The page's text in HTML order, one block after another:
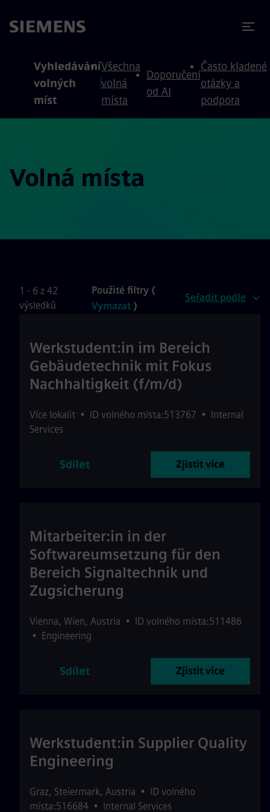
Vyhledávání
volných
míst
Všechna
volná
místa
Doporučení
od AI
Často kladené
otázky a
podpora
Volná místa
1 - 6 z 42
výsledků
Použité filtry (
Vymazat )
Seřadit podle
Werkstudent:in im Bereich
Gebäudetechnik mit Fokus
Nachhaltigkeit (f/m/d)
Více lokalit • ID volného místa:513767 • Internal
Services
Sdílet Zjistit více
Mitarbeiter:in in der
Softwareumsetzung für den
Bereich Signaltechnik und
Zugsicherung
Vienna, Wien, Austria • ID volného místa:511486
• Engineering
Sdílet Zjistit více
Werkstudent:in Supplier Quality
Engineering
Graz, Steiermark, Austria • ID volného
místa:516684 • Internal Services